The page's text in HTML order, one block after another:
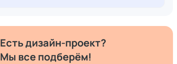
Есть дизайн-проект?
Мы все подберём!